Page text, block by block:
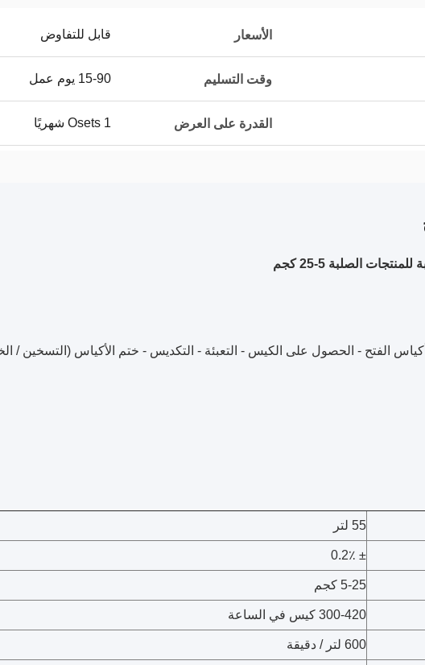
الأسعار قابل للتفاوض
وقت التسليم 15-90 يوم عمل
القدرة على العرض 1 Osets شهريًا
الصلبة 5-25 كجم
أكياس الفتح - الحصول على الكيس - التعبئة - التكديس - ختم الأكياس (التسخين /
55 لتر
± 0.2٪
5-25 كجم
300-420 كيس في الساعة
600 لتر / دقيقة